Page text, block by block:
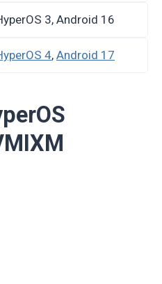
3, Android 16
4, Android 17